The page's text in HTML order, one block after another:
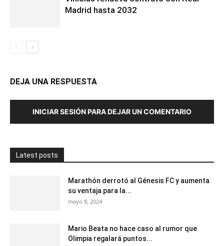
Madrid hasta 2032
DEJA UNA RESPUESTA
INICIAR SESIÓN PARA DEJAR UN COMENTARIO
Latest posts
Marathón derrotó al Génesis FC y aumenta
su ventaja para la...
mayo 8, 2024
Mario Beata no hace caso al rumor que
Olimpia regalará puntos...